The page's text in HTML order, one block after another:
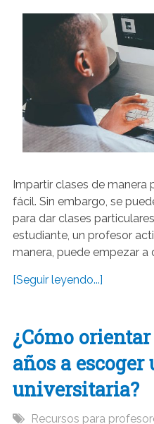
Impartir clases de manera
fácil. Sin embargo, se
para dar clases
estudiante, un profesor
manera, puede empezar a
[Seguir leyendo...]
¿Cómo
años a escoger
universitaria?
Recursos para